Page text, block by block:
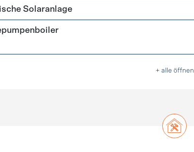
Warmwasser
Solaranlage
+ alle öffnen